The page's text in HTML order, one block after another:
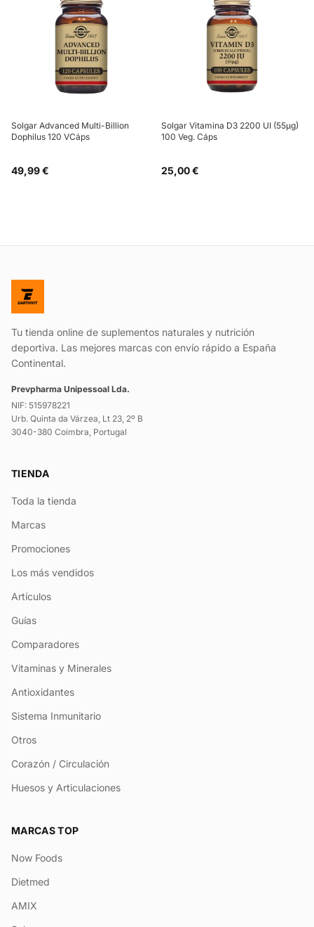
Solgar Advanced Multi-Billion
Dophilus 120 VCáps
49,99 €
Solgar Vitamina D3 2200 UI (55µg)
100 Veg. Cáps
25,00 €
Tu tienda online de suplementos naturales y nutrición
deportiva. Las mejores marcas con envío rápido a España
Continental.
Prevpharma Unipessoal Lda.
NIF: 515978221
Urb. Quinta da Várzea, Lt 23, 2º B
3040-380 Coimbra, Portugal
TIENDA
Toda la tienda
Marcas
Promociones
Los más vendidos
Artículos
Guías
Comparadores
Vitaminas y Minerales
Antioxidantes
Sistema Inmunitario
Otros
Corazón / Circulación
Huesos y Articulaciones
MARCAS TOP
Now Foods
Dietmed
AMIX